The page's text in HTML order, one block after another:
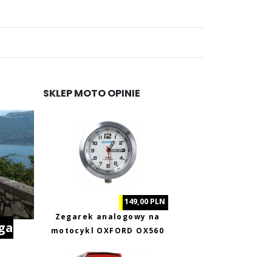
SKLEP MOTO OPINIE
149,00 PLN
Zegarek analogowy na
motocykl OXFORD OX560